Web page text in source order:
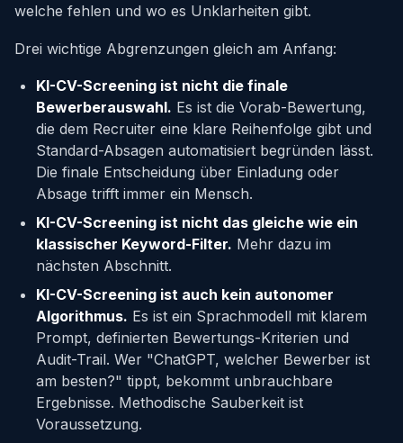
welche fehlen und wo es Unklarheiten gibt.
Drei wichtige Abgrenzungen gleich am Anfang:
KI-CV-Screening ist nicht die finale
Bewerberauswahl. Es ist die Vorab-Bewertung,
die dem Recruiter eine klare Reihenfolge gibt und
Standard-Absagen automatisiert begründen lässt.
Die finale Entscheidung über Einladung oder
Absage trifft immer ein Mensch.
KI-CV-Screening ist nicht das gleiche wie ein
klassischer Keyword-Filter. Mehr dazu im
nächsten Abschnitt.
KI-CV-Screening ist auch kein autonomer
Algorithmus. Es ist ein Sprachmodell mit klarem
Prompt, definierten Bewertungs-Kriterien und
Audit-Trail. Wer "ChatGPT, welcher Bewerber ist
am besten?" tippt, bekommt unbrauchbare
Ergebnisse. Methodische Sauberkeit ist
Voraussetzung.